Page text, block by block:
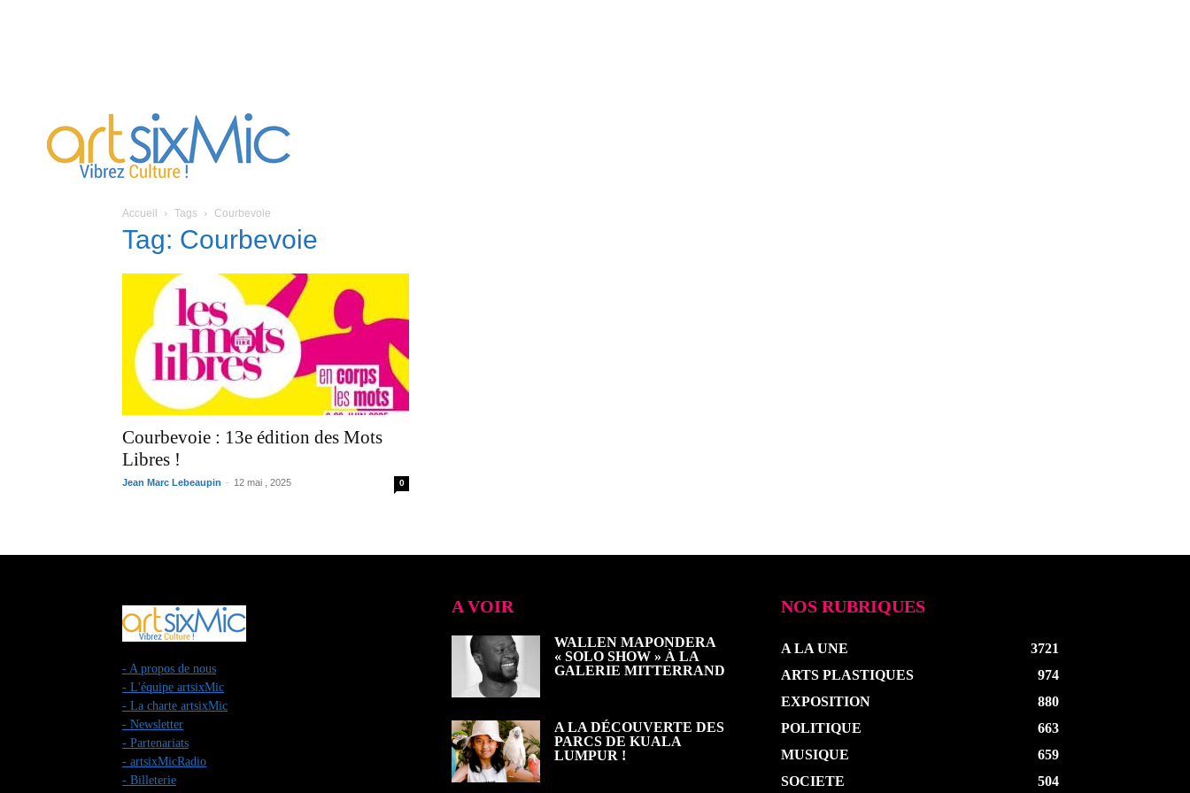
artsixMic
Accueil Tags Courbevoie
Tag: Courbevoie
Courbevoie : 13e édition des Mots
Libres !
Jean Marc Lebeaupin - 12 mai , 2025 0
- A propos de nous
- L'équipe artsixMic
- La charte artsixMic
- Newsletter
- Partenariats
- artsixMicRadio
- Billeterie
A VOIR
WALLEN MAPONDERA
« SOLO SHOW » À LA
GALERIE MITTERRAND
A LA DÉCOUVERTE DES
PARCS DE KUALA
LUMPUR !
NOS RUBRIQUES
A LA UNE
3721
ARTS PLASTIQUES
974
EXPOSITION
880
POLITIQUE
663
MUSIQUE
659
SOCIETE
504